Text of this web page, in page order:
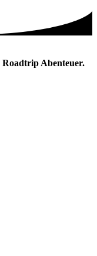
Abenteuer.